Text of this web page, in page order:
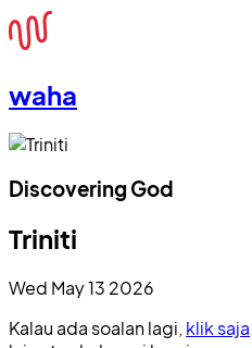
waha
Discovering God
Triniti
Wed May 13 2026
Kalau ada soalan lagi, klik saja